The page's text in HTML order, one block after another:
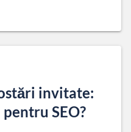
invitate:
SEO?